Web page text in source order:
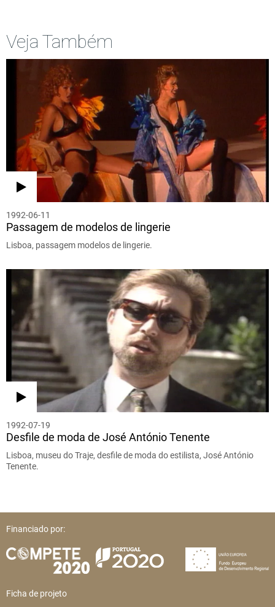
Veja Também
1992-06-11
Passagem de modelos de lingerie
Lisboa, passagem modelos de lingerie.
1992-07-19
Desfile de moda de José António Tenente
Lisboa, museu do Traje, desfile de moda do estilista, José António
Tenente.
Financiado por:
Ficha de projeto